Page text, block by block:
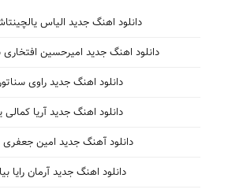
دانلود اهنگ جدید الیاس
دانلود اهنگ جدید امیرحسین
دانلود اهنگ جدید راوی
دانلود اهنگ جدید آریا کمالی
دانلود آهنگ جدید امین
دانلود اهنگ جدید آرمان رایا